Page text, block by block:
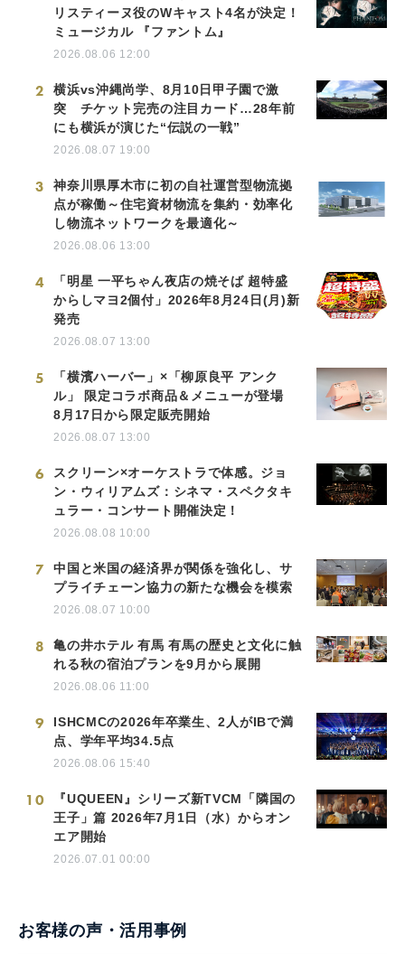
リスティーヌ役のWキャスト4名が決定！
ミュージカル 『ファントム』
2026.08.06 12:00
2
横浜vs沖縄尚学、8月10日甲子園で激
突 チケット完売の注目カード…28年前
にも横浜が演じた“伝説の一戦”
2026.08.07 19:00
3
神奈川県厚木市に初の自社運営型物流拠
点が稼働～住宅資材物流を集約・効率化
し物流ネットワークを最適化～
2026.08.06 13:00
4
「明星 一平ちゃん夜店の焼そば 超特盛
からしマヨ2個付」2026年8月24日(月)新
発売
2026.08.07 13:00
5
「横濱ハーバー」×「柳原良平 アンク
ル」 限定コラボ商品＆メニューが登場
8月17日から限定販売開始
2026.08.07 13:00
6
スクリーン×オーケストラで体感。ジョ
ン・ウィリアムズ：シネマ・スペクタキ
ュラー・コンサート開催決定！
2026.08.08 10:00
7
中国と米国の経済界が関係を強化し、サ
プライチェーン協力の新たな機会を模索
2026.08.07 10:00
8
亀の井ホテル 有馬 有馬の歴史と文化に触
れる秋の宿泊プランを9月から展開
2026.08.06 11:00
9
ISHCMCの2026年卒業生、2人がIBで満
点、学年平均34.5点
2026.08.06 15:40
10
『UQUEEN』シリーズ新TVCM「隣国の
王子」篇 2026年7月1日（水）からオン
エア開始
2026.07.01 00:00
お客様の声・活用事例